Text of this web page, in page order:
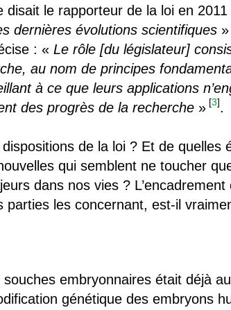
disait le rapporteur de la loi en
dernières évolutions scientifiques
: «Le rôle [du législateur]
au nom de principes
à ce que leurs applications
des progrès de la recherche » [3].
de la loi ? Et de quelles
qui semblent ne toucher
dans nos vies ? L’encadrement
les concernant, est-il
embryonnaires était déjà
génétique des embryons